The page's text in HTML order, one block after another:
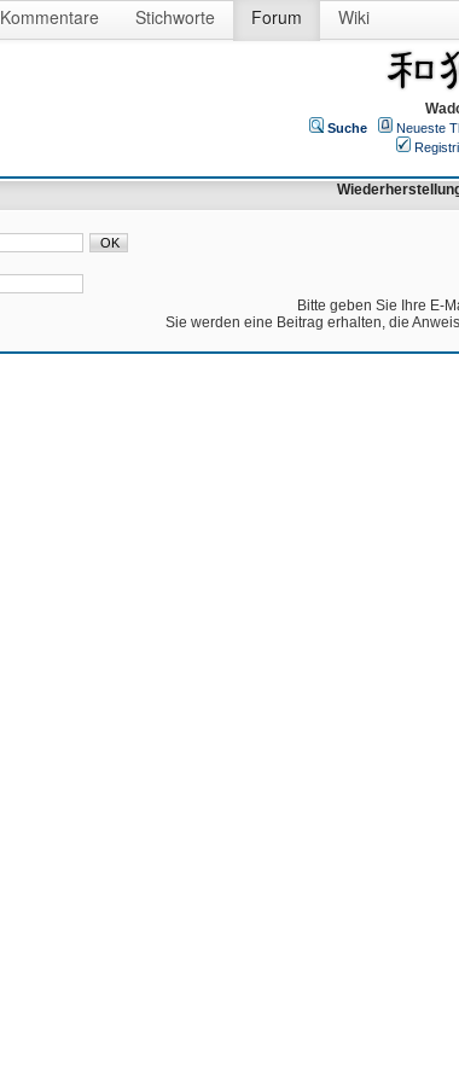
Kommentare Stichworte Forum Wiki
Suche Neueste
Bitte geben Sie Ihre E-
Sie werden eine Beitrag erhalten, die